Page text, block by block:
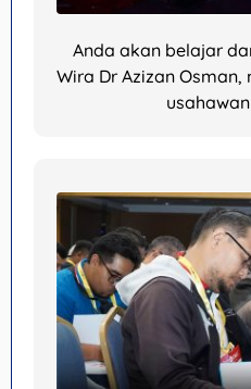
Anda akan belajar
Wira Dr Azizan